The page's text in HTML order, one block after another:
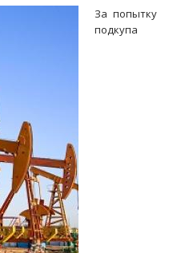
За попытку
подкупа